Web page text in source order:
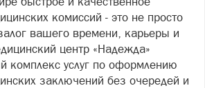
комиссий - это не просто
вашего времени, карьеры и
центр «Надежда»
комплекс услуг по оформлению
заключений без очередей и